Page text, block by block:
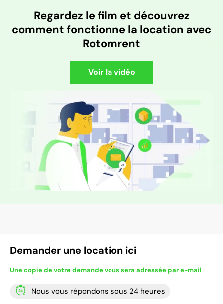
Regardez le film et découvrez
comment fonctionne la location avec
Rotomrent
Voir la vidéo
Demander une location ici
Une copie de votre demande vous sera adressée par e-mail
Nous vous répondons sous 24 heures